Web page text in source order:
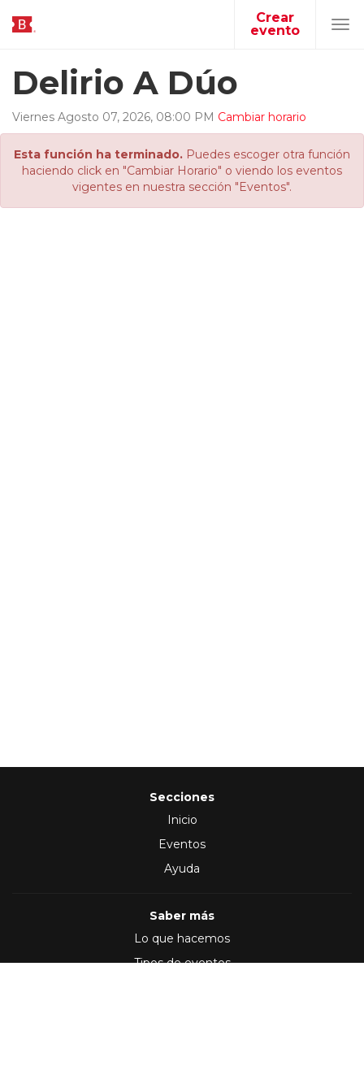
Crear
evento
Delirio A Dúo
Viernes Agosto 07, 2026, 08:00 PM Cambiar horario
Esta función ha terminado. Puedes escoger otra función
haciendo click en "Cambiar Horario" o viendo los eventos
vigentes en nuestra sección "Eventos".
Secciones
Inicio
Eventos
Ayuda
Saber más
Lo que hacemos
Tipos de eventos